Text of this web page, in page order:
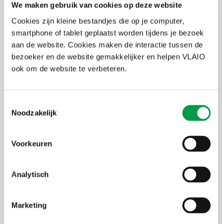
We maken gebruik van cookies op deze website
Cookies zijn kleine bestandjes die op je computer,
smartphone of tablet geplaatst worden tijdens je bezoek
aan de website. Cookies maken de interactie tussen de
bezoeker en de website gemakkelijker en helpen VLAIO
ook om de website te verbeteren.
Noodzakelijk
Voorkeuren
Analytisch
Marketing
De vergroeningsscan heeft zowel een technologisch als financieel
adviesluik. Samen met een dienstverlener bekijk je op technisch
vlak hoe je je energieverbruik groener kan maken. Een traject
bestaat uit begeleiding bij de implementatie van marktklare
technologische mogelijkheden en het scherp stellen van de
business case. De uitvoeringstermijn van een traject wordt
ingeschat op maximum drie maanden.
Arcadis Belgium
Enersangi
Exergie
INGENIUM NV
PowerPulse en Kelvin Solutions
Sweco Belgium nv